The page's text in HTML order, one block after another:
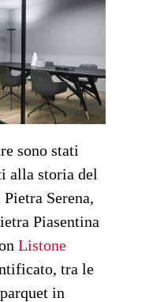
sono stati
alla storia del
Serena,
Piasentina
Listone
tra le
in